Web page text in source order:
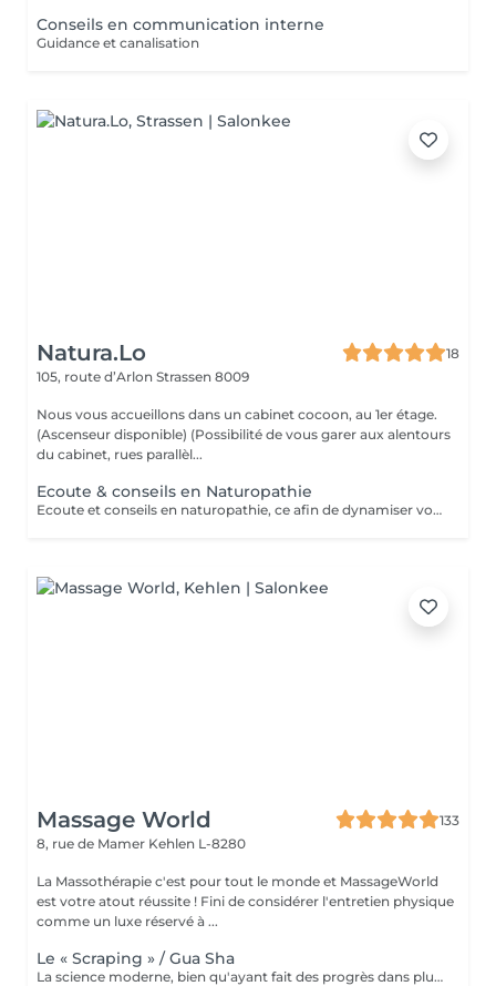
Conseils en communication interne
Guidance et canalisation
Natura.Lo
18
105, route d’Arlon Strassen 8009
Nous vous accueillons dans un cabinet cocoon, au 1er étage.
(Ascenseur disponible) (Possibilité de vous garer aux alentours
du cabinet, rues parallèl...
Ecoute & conseils en Naturopathie
Ecoute et conseils en naturopathie, ce afin de dynamiser votre retour à la vitalité mentale et corporelle. (Anamnèse de votre mode de vie et de votre quotidien, et mise en place de votre plan "bien-être") Les conseils ou soins en naturopathie ne remplacent en aucun cas un traitement chez votre médecin. Chèque cadeau disponible (Montant de votre choix, celui-ci est à indiquer lors de votre demande) (Temps de séance facultatif)
Massage World
133
8, rue de Mamer Kehlen L-8280
La Massothérapie c'est pour tout le monde et MassageWorld
est votre atout réussite ! Fini de considérer l'entretien physique
comme un luxe réservé à ...
Le « Scraping » / Gua Sha
La science moderne, bien qu'ayant fait des progrès dans plusieurs domaines: alimentaires, médical, psychologique... ne règle malheureusement pas encore tout ce dont l'être humain a besoin. C'est pour cette raison que nous nous tournons parfois vers le monde asiatique afin de dénicher certaines techniques ancestrales reconnues pour leurs bienfaits. L'une de ses tendances n'est autre que le massage « Gua Sha » popularisé par les célébrités et sportifs américains. Cette thérapie asiatique aide à soulager la douleur, nourrir la peau et même à faire une désintox totale de votre corps sans pour autant exploser votre budget. Le mot « Gua » signifie « gratter », le mot « Sha » quant à lui a plusieurs significations dépendant bien évidemment du contexte souhaité. Puisque c'est le coté médical qui nous intéresse, le mot « Sha » signifie déchets métaboliques pouvant dérégler le bon fonctionnement du flux sangin et énergétique, provoquant ainsi d'importantes douleurs. Nous pouvons donc traduire le terme « Gua Sha » par racler les toxines. Ce massage se fait à l'aide d'un outil aux bordures lisses. Loin d'être d'être un simple massage, le « Gua Sha » se rapproche d'avantage d'une désintoxication du corps par l'élimination des déchets et toxines, permettant ainsi la création de nouvelles cellules plus saines. Nous parlerons donc de régénération cellulaire. La plupart des scientifiques sont d'accords sur le fait que le Massage « Gua Sha » soulage les patients de façon rapide et effic